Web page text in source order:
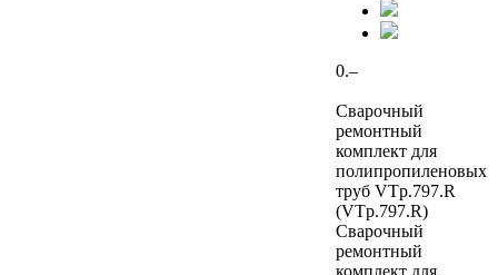
0.–
Сварочный
ремонтный
комплект для
полипропиленовых
труб VTp.797.R
(VTp.797.R)
Сварочный
ремонтный